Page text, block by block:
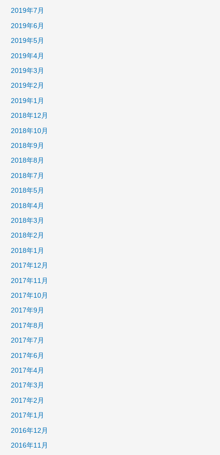
2019年7月
2019年6月
2019年5月
2019年4月
2019年3月
2019年2月
2019年1月
2018年12月
2018年10月
2018年9月
2018年8月
2018年7月
2018年5月
2018年4月
2018年3月
2018年2月
2018年1月
2017年12月
2017年11月
2017年10月
2017年9月
2017年8月
2017年7月
2017年6月
2017年4月
2017年3月
2017年2月
2017年1月
2016年12月
2016年11月